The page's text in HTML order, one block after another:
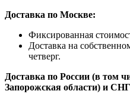
Доставка по Москве:
Фиксированная
Доставка на
четверг.
Доставка по России (в том
Запорожская области) и